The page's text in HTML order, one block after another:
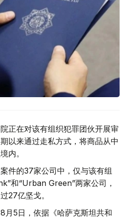
正在对该有组织犯罪团伙开展审
以来通过走私方式，将商品从中
内。
件的37家公司中，仅与该有组
和“Urban Green”两家公司，
27亿坚戈。
月5日，依据《哈萨克斯坦共和